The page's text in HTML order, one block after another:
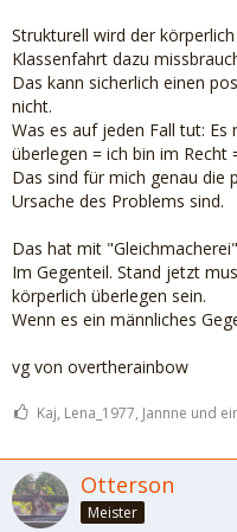
Strukturell wird der
Klassenfahrt dazu
Das kann sicherlich einen
nicht.
Was es auf jeden Fall tut:
überlegen = ich bin im Recht
Das sind für mich genau die
Ursache des Problems sind.
Das hat mit
Im Gegenteil. Stand jetzt
körperlich überlegen sein.
Wenn es ein männliches
vg von overtherainbow
Kaj, Lena_1977, Jannne und
Otterson
Meister